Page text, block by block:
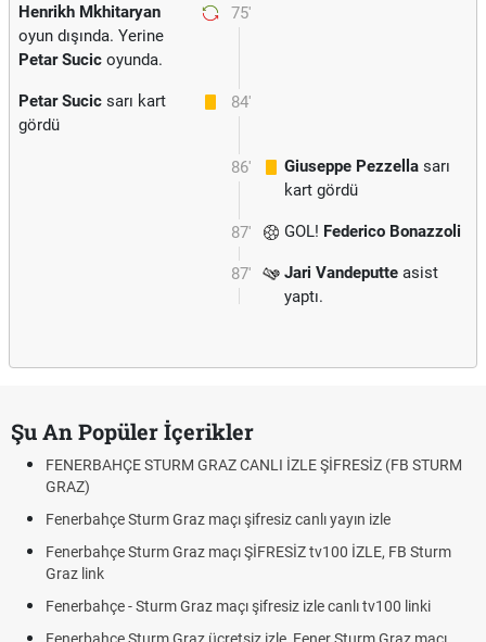
75'
Henrikh Mkhitaryan
oyun dışında. Yerine
Petar Sucic oyunda.
84'
Petar Sucic sarı kart
gördü
86' Giuseppe Pezzella sarı
kart gördü
87' GOL! Federico Bonazzoli
87' Jari Vandeputte asist
yaptı.
Şu An Popüler İçerikler
FENERBAHÇE STURM GRAZ CANLI İZLE ŞİFRESİZ (FB STURM
GRAZ)
Fenerbahçe Sturm Graz maçı şifresiz canlı yayın izle
Fenerbahçe Sturm Graz maçı ŞİFRESİZ tv100 İZLE, FB Sturm
Graz link
Fenerbahçe - Sturm Graz maçı şifresiz izle canlı tv100 linki